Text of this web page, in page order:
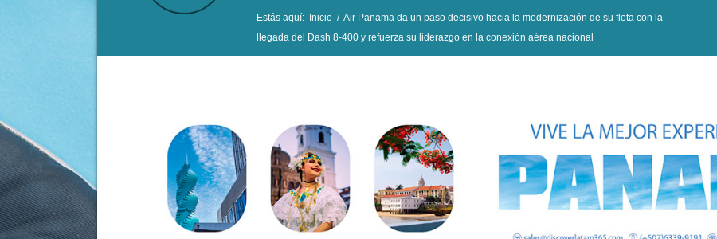
Estás aquí: Inicio / Air Panama da un paso decisivo hacia la modernización de su flota con la
llegada del Dash 8-400 y refuerza su liderazgo en la conexión aérea nacional